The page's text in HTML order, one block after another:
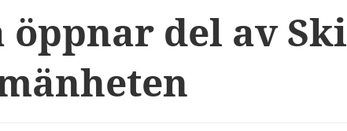
öppnar del av Ski